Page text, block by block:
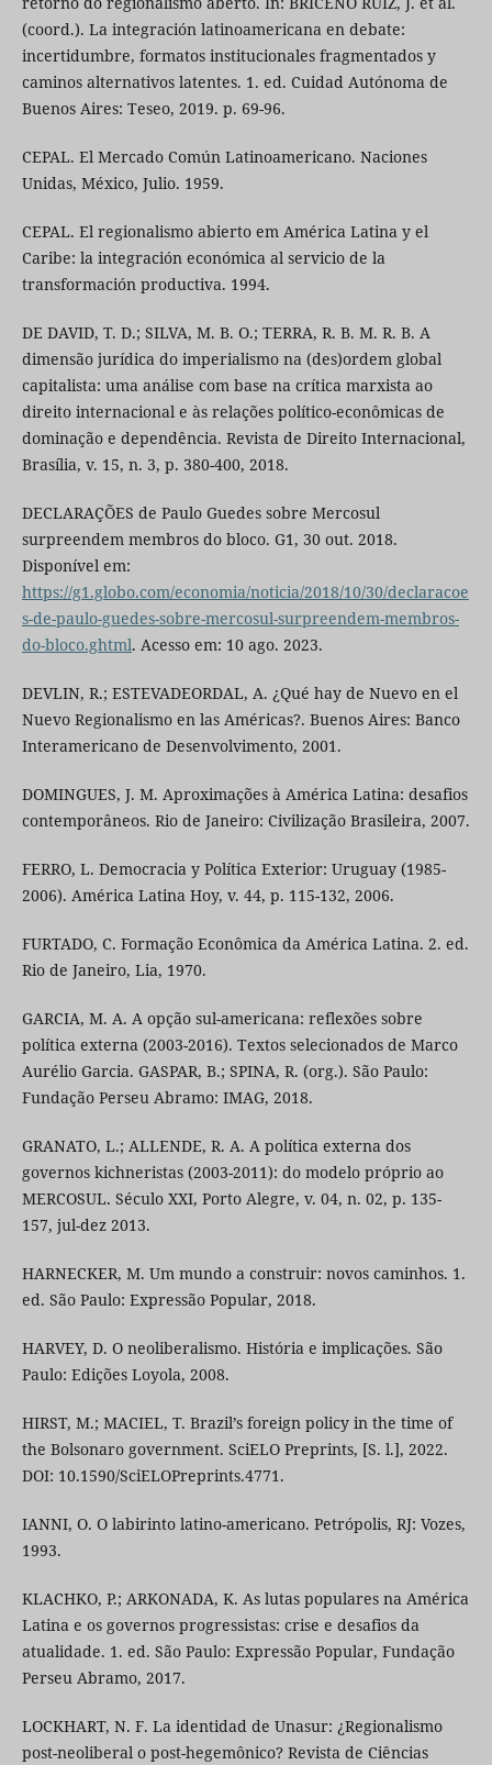
(coord.). La integración latinoamericana en debate:
incertidumbre, formatos institucionales fragmentados y
caminos alternativos latentes. 1. ed. Cuidad Autónoma de
Buenos Aires: Teseo, 2019. p. 69-96.
CEPAL. El Mercado Común Latinoamericano. Naciones
Unidas, México, Julio. 1959.
CEPAL. El regionalismo abierto em América Latina y el
Caribe: la integración económica al servicio de la
transformación productiva. 1994.
DE DAVID, T. D.; SILVA, M. B. O.; TERRA, R. B. M. R. B. A
dimensão jurídica do imperialismo na (des)ordem global
capitalista: uma análise com base na crítica marxista ao
direito internacional e às relações político-econômicas de
dominação e dependência. Revista de Direito Internacional,
Brasília, v. 15, n. 3, p. 380-400, 2018.
DECLARAÇÕES de Paulo Guedes sobre Mercosul
surpreendem membros do bloco. G1, 30 out. 2018.
Disponível em:
https://g1.globo.com/economia/noticia/2018/10/30/declaracoe
s-de-paulo-guedes-sobre-mercosul-surpreendem-membros-
do-bloco.ghtml. Acesso em: 10 ago. 2023.
DEVLIN, R.; ESTEVADEORDAL, A. ¿Qué hay de Nuevo en el
Nuevo Regionalismo en las Américas?. Buenos Aires: Banco
Interamericano de Desenvolvimento, 2001.
DOMINGUES, J. M. Aproximações à América Latina: desafios
contemporâneos. Rio de Janeiro: Civilização Brasileira, 2007.
FERRO, L. Democracia y Política Exterior: Uruguay (1985-
2006). América Latina Hoy, v. 44, p. 115-132, 2006.
FURTADO, C. Formação Econômica da América Latina. 2. ed.
Rio de Janeiro, Lia, 1970.
GARCIA, M. A. A opção sul-americana: reflexões sobre
política externa (2003-2016). Textos selecionados de Marco
Aurélio Garcia. GASPAR, B.; SPINA, R. (org.). São Paulo:
Fundação Perseu Abramo: IMAG, 2018.
GRANATO, L.; ALLENDE, R. A. A política externa dos
governos kichneristas (2003-2011): do modelo próprio ao
MERCOSUL. Século XXI, Porto Alegre, v. 04, n. 02, p. 135-
157, jul-dez 2013.
HARNECKER, M. Um mundo a construir: novos caminhos. 1.
ed. São Paulo: Expressão Popular, 2018.
HARVEY, D. O neoliberalismo. História e implicações. São
Paulo: Edições Loyola, 2008.
HIRST, M.; MACIEL, T. Brazil’s foreign policy in the time of
the Bolsonaro government. SciELO Preprints, [S. l.], 2022.
DOI: 10.1590/SciELOPreprints.4771.
IANNI, O. O labirinto latino-americano. Petrópolis, RJ: Vozes,
1993.
KLACHKO, P.; ARKONADA, K. As lutas populares na América
Latina e os governos progressistas: crise e desafios da
atualidade. 1. ed. São Paulo: Expressão Popular, Fundação
Perseu Abramo, 2017.
LOCKHART, N. F. La identidad de Unasur: ¿Regionalismo
post-neoliberal o post-hegemônico? Revista de Ciências